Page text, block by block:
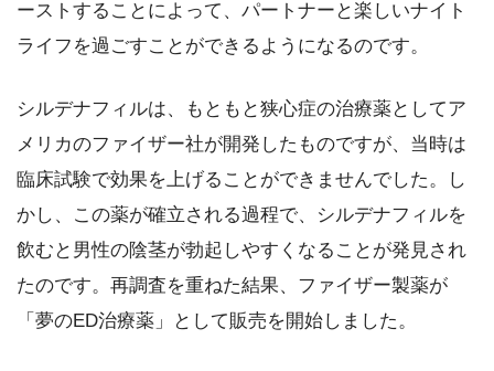
ーストすることによって、パートナーと楽しいナイト
ライフを過ごすことができるようになるのです。
シルデナフィルは、もともと狭心症の治療薬としてア
メリカのファイザー社が開発したものですが、当時は
臨床試験で効果を上げることができませんでした。し
かし、この薬が確立される過程で、シルデナフィルを
飲むと男性の陰茎が勃起しやすくなることが発見され
たのです。再調査を重ねた結果、ファイザー製薬が
「夢のED治療薬」として販売を開始しました。